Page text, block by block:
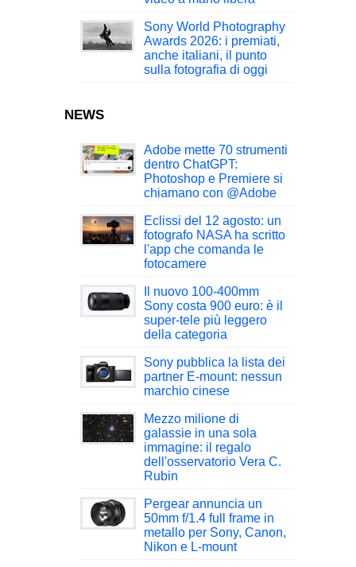
Sony World Photography
Awards 2026: i premiati,
anche italiani, il punto
sulla fotografia di oggi
NEWS
Adobe mette 70 strumenti
dentro ChatGPT:
Photoshop e Premiere si
chiamano con @Adobe
Eclissi del 12 agosto: un
fotografo NASA ha scritto
l'app che comanda le
fotocamere
Il nuovo 100-400mm
Sony costa 900 euro: è il
super-tele più leggero
della categoria
Sony pubblica la lista dei
partner E-mount: nessun
marchio cinese
Mezzo milione di
galassie in una sola
immagine: il regalo
dell'osservatorio Vera C.
Rubin
Pergear annuncia un
50mm f/1.4 full frame in
metallo per Sony, Canon,
Nikon e L-mount